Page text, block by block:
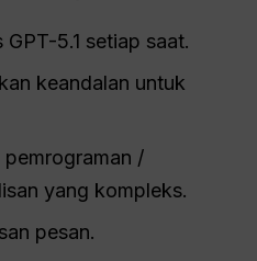
5.1 setiap saat.
keandalan untuk
/
yang kompleks.
pesan.